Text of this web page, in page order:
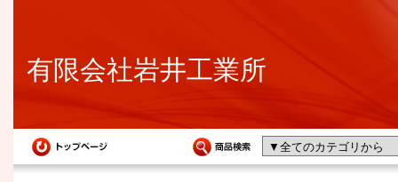
有限会社岩井工業所